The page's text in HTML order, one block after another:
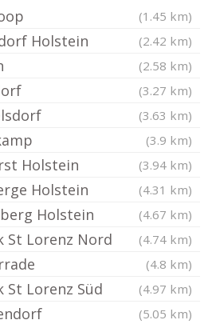
(1.45 km)
Holstein (2.42 km)
(2.58 km)
(3.27 km)
(3.63 km)
(3.9 km)
Holstein (3.94 km)
Holstein (4.31 km)
Holstein (4.67 km)
St Lorenz Nord (4.74 km)
(4.8 km)
St Lorenz Süd (4.97 km)
(5.05 km)